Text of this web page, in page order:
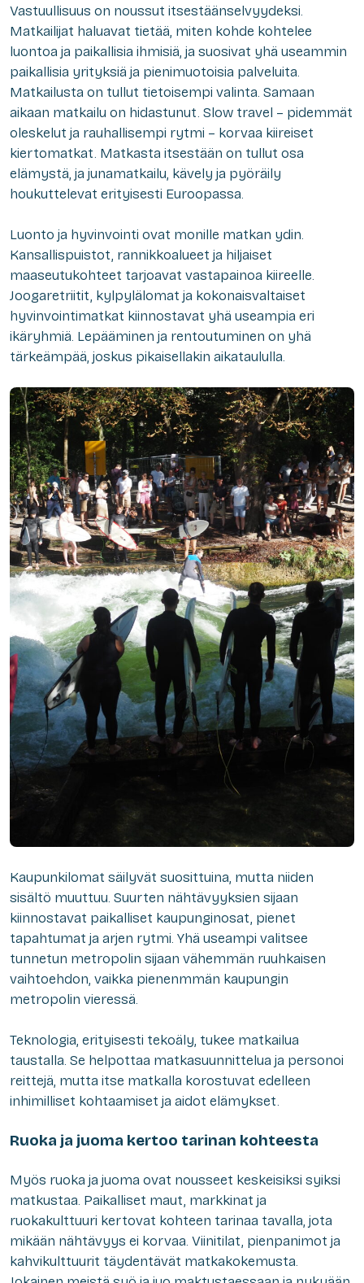
Vastuullisuus on noussut itsestäänselvyydeksi.
Matkailijat haluavat tietää, miten kohde kohtelee
luontoa ja paikallisia ihmisiä, ja suosivat yhä useammin
paikallisia yrityksiä ja pienimuotoisia palveluita.
Matkailusta on tullut tietoisempi valinta. Samaan
aikaan matkailu on hidastunut. Slow travel – pidemmät
oleskelut ja rauhallisempi rytmi – korvaa kiireiset
kiertomatkat. Matkasta itsestään on tullut osa
elämystä, ja junamatkailu, kävely ja pyöräily
houkuttelevat erityisesti Euroopassa.
Luonto ja hyvinvointi ovat monille matkan ydin.
Kansallispuistot, rannikkoalueet ja hiljaiset
maaseutukohteet tarjoavat vastapainoa kiireelle.
Joogaretriitit, kylpylälomat ja kokonaisvaltaiset
hyvinvointimatkat kiinnostavat yhä useampia eri
ikäryhmiä. Lepääminen ja rentoutuminen on yhä
tärkeämpää, joskus pikaisellakin aikataululla.
Kaupunkilomat säilyvät suosittuina, mutta niiden
sisältö muuttuu. Suurten nähtävyyksien sijaan
kiinnostavat paikalliset kaupunginosat, pienet
tapahtumat ja arjen rytmi. Yhä useampi valitsee
tunnetun metropolin sijaan vähemmän ruuhkaisen
vaihtoehdon, vaikka pienenmmän kaupungin
metropolin vieressä.
Teknologia, erityisesti tekoäly, tukee matkailua
taustalla. Se helpottaa matkasuunnittelua ja personoi
reittejä, mutta itse matkalla korostuvat edelleen
inhimilliset kohtaamiset ja aidot elämykset.
Ruoka ja juoma kertoo tarinan kohteesta
Myös ruoka ja juoma ovat nousseet keskeisiksi syiksi
matkustaa. Paikalliset maut, markkinat ja
ruokakulttuuri kertovat kohteen tarinaa tavalla, jota
mikään nähtävyys ei korvaa. Viinitilat, pienpanimot ja
kahvikulttuurit täydentävät matkakokemusta.